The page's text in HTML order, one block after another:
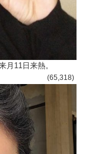
月11日来熱。
(65,318)